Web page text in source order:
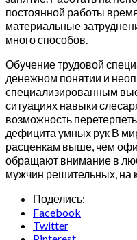
постоянной работы
материальные
много способов.
Обучение трудовой
денежном понятии и
специализированным
ситуациях навыки
возможность
дефицита умных рук В
расценкам выше, чем
обращают внимание в
мужчин решительных, на
Поделись:
Facebook
Twitter